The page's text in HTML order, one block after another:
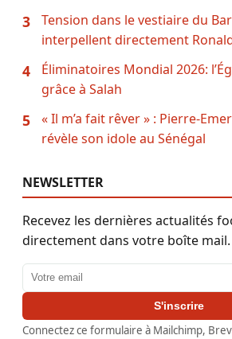
3
Tension dans le vestiaire du
interpellent directement
4
Éliminatoires Mondial 2026:
grâce à Salah
5
« Il m’a fait rêver » : Pierre-
révèle son idole au Sénégal
NEWSLETTER
Recevez les dernières actualités
directement dans votre boîte mail.
Adresse email
S'inscrire
Connectez ce formulaire à Mailchimp,